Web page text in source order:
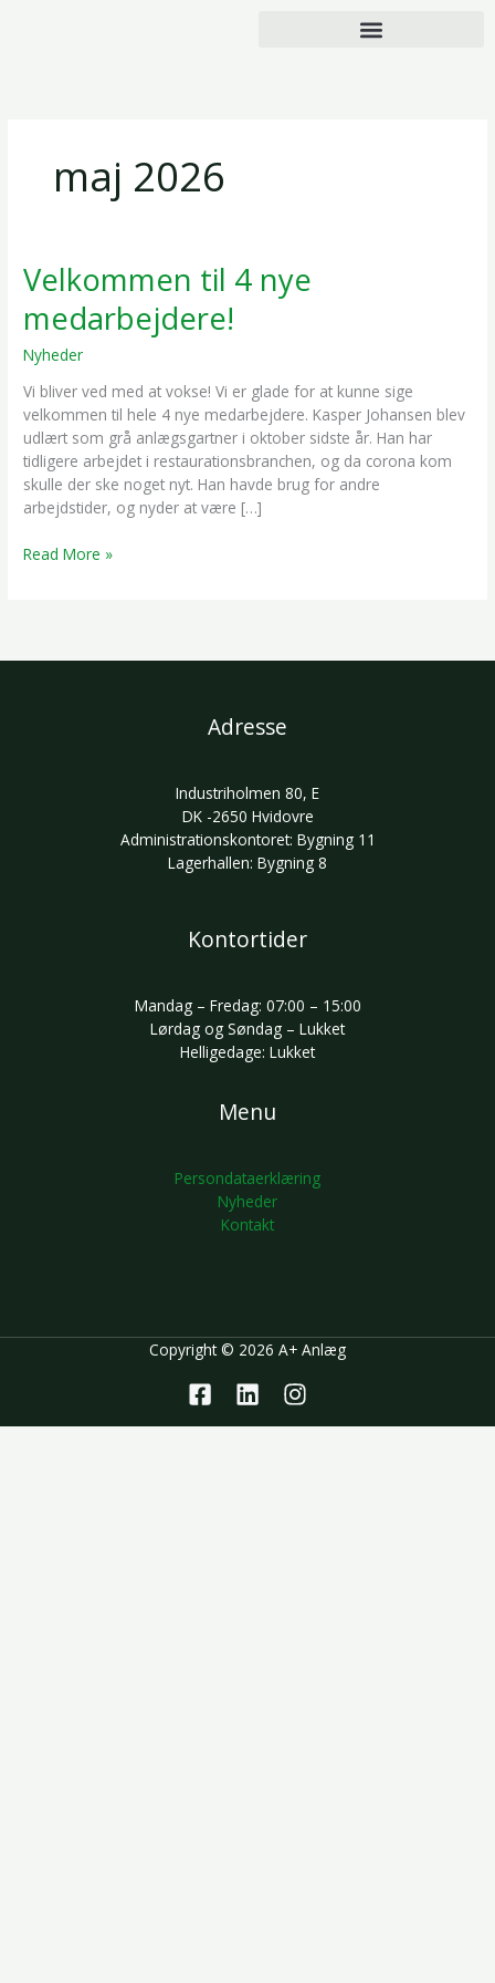
maj 2026
Velkommen til 4 nye
medarbejdere!
Nyheder
Vi bliver ved med at vokse! Vi er glade for at kunne sige
velkommen til hele 4 nye medarbejdere. Kasper Johansen blev
udlært som grå anlægsgartner i oktober sidste år. Han har
tidligere arbejdet i restaurationsbranchen, og da corona kom
skulle der ske noget nyt. Han havde brug for andre
arbejdstider, og nyder at være […]
Velkommen
til
4
medarbejdere!
Read More »
Adresse
Industriholmen 80, E
DK -2650 Hvidovre
Administrationskontoret: Bygning 11
Lagerhallen: Bygning 8
Kontortider
Mandag – Fredag: 07:00 – 15:00
Lørdag og Søndag – Lukket
Helligedage: Lukket
Menu
Persondataerklæring
Nyheder
Kontakt
Copyright © 2026 A+ Anlæg